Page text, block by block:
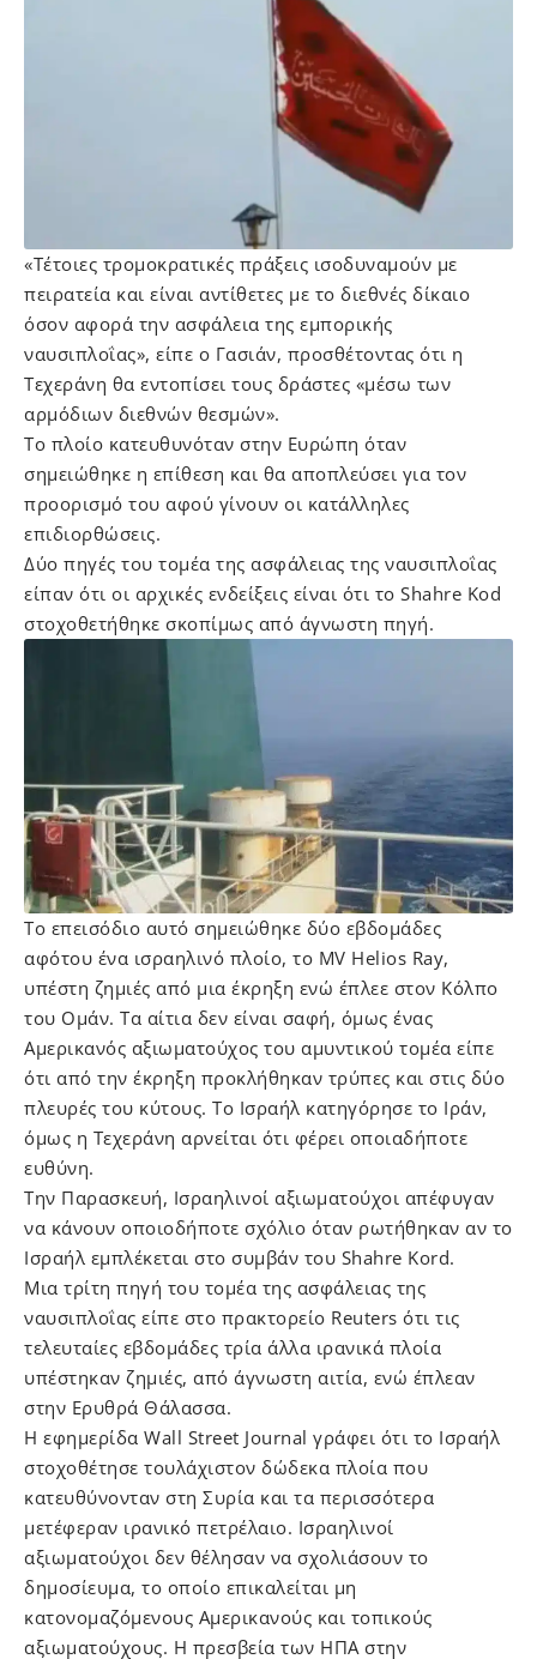
«Τέτοιες τρομοκρατικές πράξεις ισοδυναμούν με
πειρατεία και είναι αντίθετες με το διεθνές δίκαιο
όσον αφορά την ασφάλεια της εμπορικής
ναυσιπλοΐας», είπε ο Γασιάν, προσθέτοντας ότι η
Τεχεράνη θα εντοπίσει τους δράστες «μέσω των
αρμόδιων διεθνών θεσμών».
Το πλοίο κατευθυνόταν στην Ευρώπη όταν
σημειώθηκε η επίθεση και θα αποπλεύσει για τον
προορισμό του αφού γίνουν οι κατάλληλες
επιδιορθώσεις.
Δύο πηγές του τομέα της ασφάλειας της ναυσιπλοΐας
είπαν ότι οι αρχικές ενδείξεις είναι ότι το Shahre Kod
στοχοθετήθηκε σκοπίμως από άγνωστη πηγή.
Το επεισόδιο αυτό σημειώθηκε δύο εβδομάδες
αφότου ένα ισραηλινό πλοίο, το MV Helios Ray,
υπέστη ζημιές από μια έκρηξη ενώ έπλεε στον Κόλπο
του Ομάν. Τα αίτια δεν είναι σαφή, όμως ένας
Αμερικανός αξιωματούχος του αμυντικού τομέα είπε
ότι από την έκρηξη προκλήθηκαν τρύπες και στις δύο
πλευρές του κύτους. Το Ισραήλ κατηγόρησε το Ιράν,
όμως η Τεχεράνη αρνείται ότι φέρει οποιαδήποτε
ευθύνη.
Την Παρασκευή, Ισραηλινοί αξιωματούχοι απέφυγαν
να κάνουν οποιοδήποτε σχόλιο όταν ρωτήθηκαν αν το
Ισραήλ εμπλέκεται στο συμβάν του Shahre Kord.
Μια τρίτη πηγή του τομέα της ασφάλειας της
ναυσιπλοΐας είπε στο πρακτορείο Reuters ότι τις
τελευταίες εβδομάδες τρία άλλα ιρανικά πλοία
υπέστηκαν ζημιές, από άγνωστη αιτία, ενώ έπλεαν
στην Ερυθρά Θάλασσα.
Η εφημερίδα Wall Street Journal γράφει ότι το Ισραήλ
στοχοθέτησε τουλάχιστον δώδεκα πλοία που
κατευθύνονταν στη Συρία και τα περισσότερα
μετέφεραν ιρανικό πετρέλαιο. Ισραηλινοί
αξιωματούχοι δεν θέλησαν να σχολιάσουν το
δημοσίευμα, το οποίο επικαλείται μη
κατονομαζόμενους Αμερικανούς και τοπικούς
αξιωματούχους. Η πρεσβεία των ΗΠΑ στην